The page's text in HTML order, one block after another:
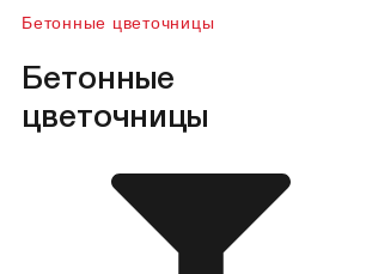
Бетонные цветочницы
Бетонные
цветочницы